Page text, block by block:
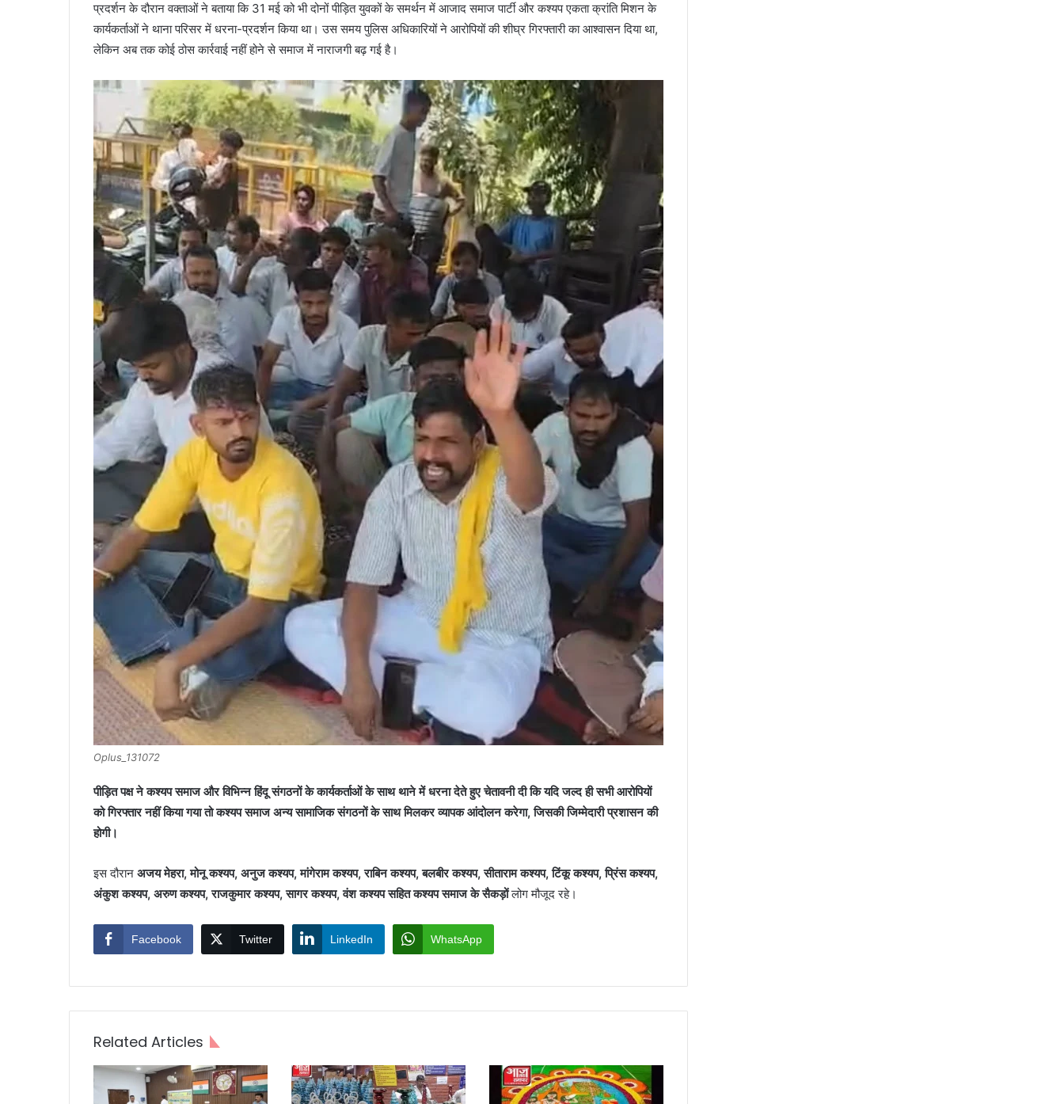
प्रदर्शन के दौरान वक्ताओं ने बताया कि 31 मई को भी दोनों पीड़ित युवकों के समर्थन में आजाद समाज पार्टी और कश्यप एकता क्रांति मिशन के
कार्यकर्ताओं ने थाना परिसर में धरना-प्रदर्शन किया था। उस समय पुलिस अधिकारियों ने आरोपियों की शीघ्र गिरफ्तारी का आश्वासन दिया था,
लेकिन अब तक कोई ठोस कार्रवाई नहीं होने से समाज में नाराजगी बढ़ गई है।
Oplus_131072
पीड़ित पक्ष ने कश्यप समाज और विभिन्न हिंदू संगठनों के कार्यकर्ताओं के साथ थाने में धरना देते हुए चेतावनी दी कि यदि जल्द ही सभी आरोपियों
को गिरफ्तार नहीं किया गया तो कश्यप समाज अन्य सामाजिक संगठनों के साथ मिलकर व्यापक आंदोलन करेगा, जिसकी जिम्मेदारी प्रशासन की
होगी।
इस दौरान अजय मेहरा, मोनू कश्यप, अनुज कश्यप, मांगेराम कश्यप, राबिन कश्यप, बलबीर कश्यप, सीताराम कश्यप, टिंकू कश्यप, प्रिंस कश्यप,
अंकुश कश्यप, अरुण कश्यप, राजकुमार कश्यप, सागर कश्यप, वंश कश्यप सहित कश्यप समाज के सैकड़ोंलोग मौजूद रहे।
Facebook Twitter LinkedIn WhatsApp
Related Articles